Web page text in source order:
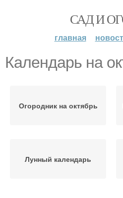
САД И
главная
Календарь на
Огородник на октябрь
Лунный календарь